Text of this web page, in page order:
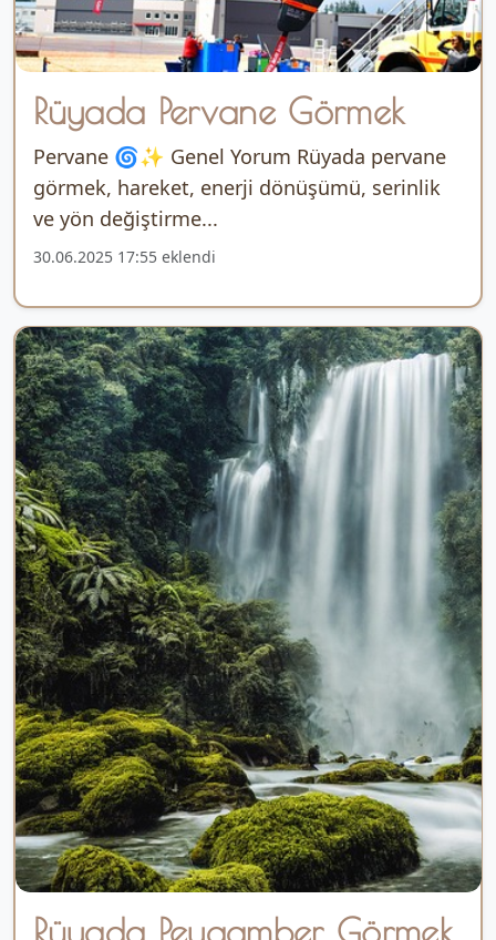
Rüyada Pervane Görmek
Pervane 🌀✨ Genel Yorum Rüyada pervane
görmek, hareket, enerji dönüşümü, serinlik
ve yön değiştirme...
30.06.2025 17:55 eklendi